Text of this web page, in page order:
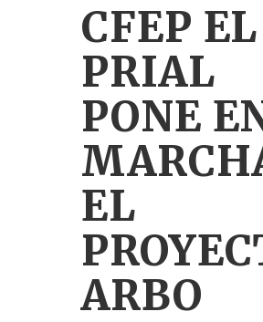
CFEP EL
PRIAL
PONE
EL
ARBO